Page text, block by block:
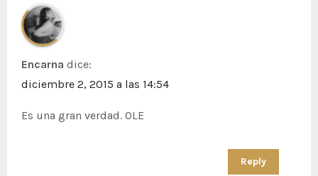
Encarna dice:
diciembre 2, 2015 a las 14:54
Es una gran verdad. OLE
Reply